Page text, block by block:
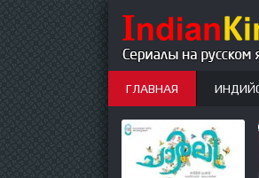
ГЛАВНАЯ
ИНДИЙСКИЕ СЕРИАЛЫ